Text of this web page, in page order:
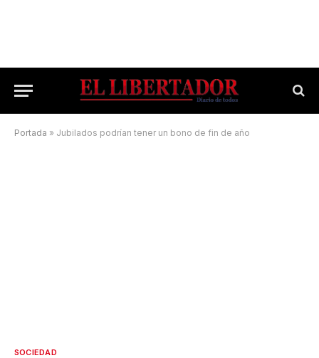
Portada » Jubilados podrían tener un bono de fin de año
SOCIEDAD